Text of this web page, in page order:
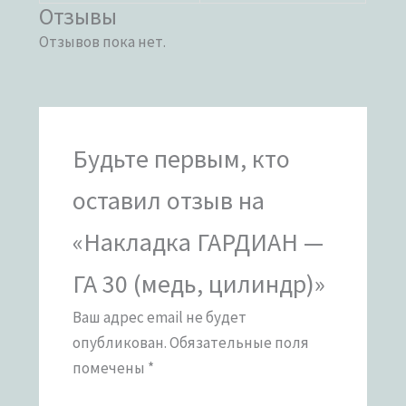
Отзывы
Отзывов пока нет.
Будьте первым, кто
оставил отзыв на
«Накладка ГАРДИАН —
ГА 30 (медь, цилиндр)»
Ваш адрес email не будет
опубликован.Обязательные поля
помечены *